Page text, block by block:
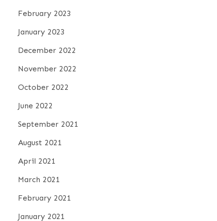
February 2023
January 2023
December 2022
November 2022
October 2022
June 2022
September 2021
August 2021
April 2021
March 2021
February 2021
January 2021